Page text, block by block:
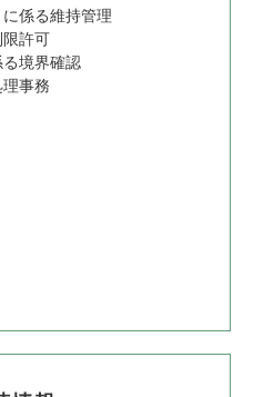
係る維持管理
許可
境界確認
事務